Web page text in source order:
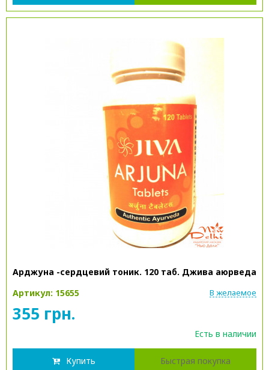
Арджуна -сердцевий тоник. 120 таб. Джива аюрведа
Артикул: 15655
В желаемое
355 грн.
Есть в наличии
Купить Быстрая покупка